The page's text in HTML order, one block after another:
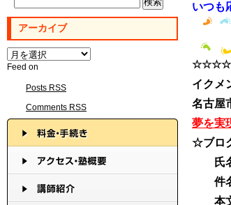
いつも
イクメ
名古屋
夢を実
☆ブロ
氏名
件名
本文
索:
アーカイブ
ア
ー
Feed on
Posts RSS
Comments RSS